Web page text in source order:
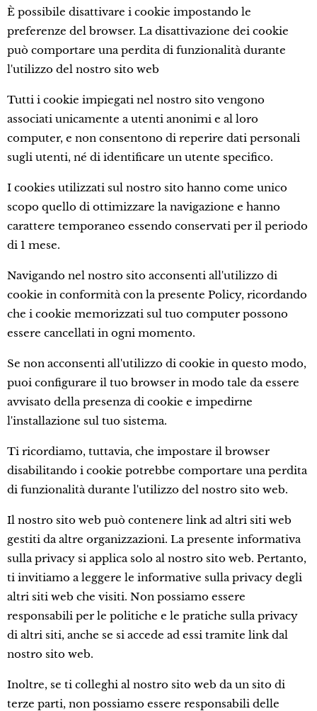
È possibile disattivare i cookie impostando le
preferenze del browser. La disattivazione dei cookie
può comportare una perdita di funzionalità durante
l'utilizzo del nostro sito web
Tutti i cookie impiegati nel nostro sito vengono
associati unicamente a utenti anonimi e al loro
computer, e non consentono di reperire dati personali
sugli utenti, né di identificare un utente specifico.
I cookies utilizzati sul nostro sito hanno come unico
scopo quello di ottimizzare la navigazione e hanno
carattere temporaneo essendo conservati per il periodo
di 1 mese.
Navigando nel nostro sito acconsenti all'utilizzo di
cookie in conformità con la presente Policy, ricordando
che i cookie memorizzati sul tuo computer possono
essere cancellati in ogni momento.
Se non acconsenti all'utilizzo di cookie in questo modo,
puoi configurare il tuo browser in modo tale da essere
avvisato della presenza di cookie e impedirne
l'installazione sul tuo sistema.
Ti ricordiamo, tuttavia, che impostare il browser
disabilitando i cookie potrebbe comportare una perdita
di funzionalità durante l'utilizzo del nostro sito web.
Il nostro sito web può contenere link ad altri siti web
gestiti da altre organizzazioni. La presente informativa
sulla privacy si applica solo al nostro sito web. Pertanto,
ti invitiamo a leggere le informative sulla privacy degli
altri siti web che visiti. Non possiamo essere
responsabili per le politiche e le pratiche sulla privacy
di altri siti, anche se si accede ad essi tramite link dal
nostro sito web.
Inoltre, se ti colleghi al nostro sito web da un sito di
terze parti, non possiamo essere responsabili delle